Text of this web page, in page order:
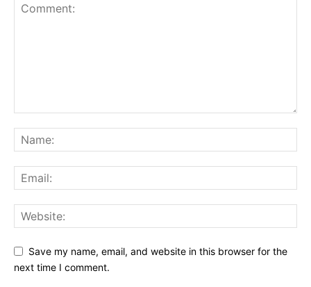
Save my name, email, and website in this browser for the
next time I comment.